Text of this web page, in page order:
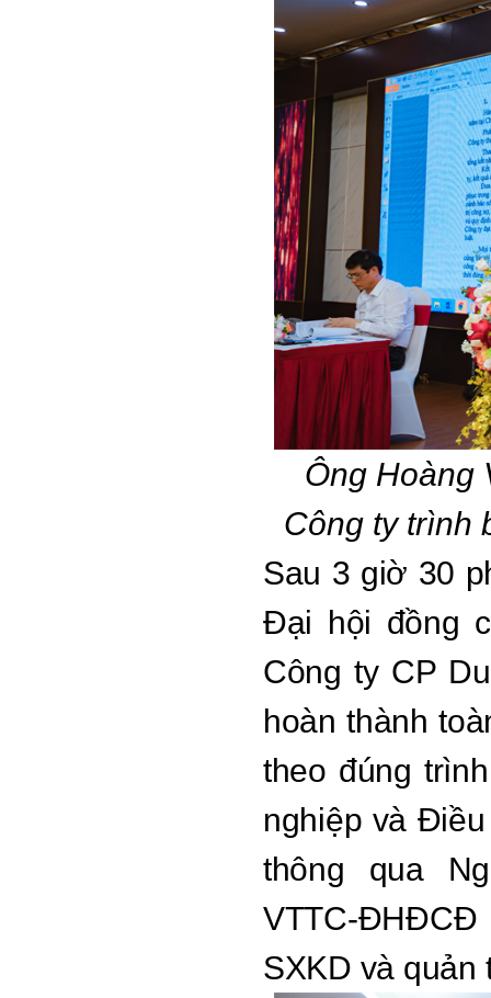
Ông Hoàng
Công ty trình
Sau 3 giờ 30
Đại hội đồng
Công ty CP
hoàn thành
theo đúng
nghiệp và
thông qua
VTTC-
SXKD và quản